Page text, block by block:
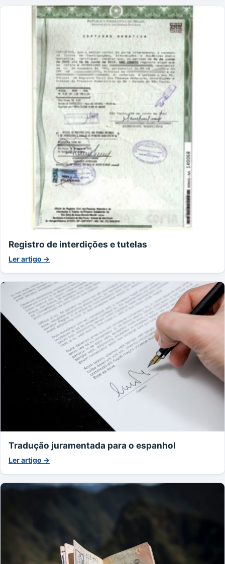
Registro de interdições e tutelas
Ler artigo →
Tradução juramentada para o espanhol
Ler artigo →